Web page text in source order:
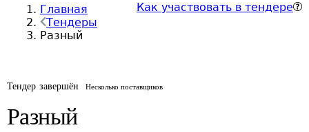
Главная
Тендеры
Разный
Как участвовать в тендере
Тендер завершён Несколько поставщиков
Разный